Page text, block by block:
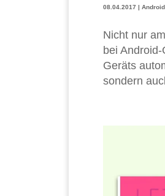
08.04.2017 | Android
Nicht nur
bei
Geräts
sondern